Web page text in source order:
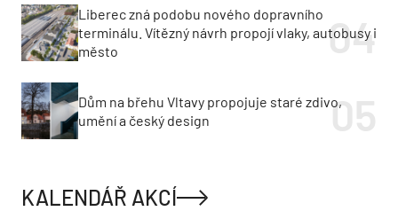
Liberec zná podobu nového dopravního
terminálu. Vítězný návrh propojí vlaky, autobusy i
město
Dům na břehu Vltavy propojuje staré zdivo,
umění a český design
KALENDÁŘ AKCÍ